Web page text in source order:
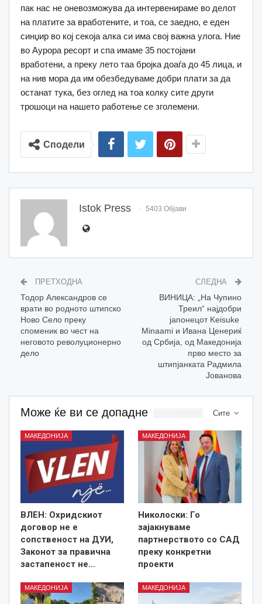
пак нас не оневозможува да интервенираме во делот
на платите за вработените, и тоа, се заедно, е еден
синџир во кој секоја алка си има свој важна улога. Ние
во Аурора ресорт и спа имаме 35 постојани
вработени, а преку лето таа бројка доаѓа до 45 лица, и
на нив мора да им обезбедуваме добри плати за да
останат тука, без оглед на тоа колку сите други
трошоци на нашето работење се зголемени.
Сподели
Istok Press 5403 Објави
ПРЕТХОДНА
Тодор Александров се
врати во родното штипско
Ново Село преку
споменик во чест на
неговото револуционерно
дело
СЛЕДНА
ВИНИЦА: „На Чупино
Треил“ најдобри
јапонецот Keisuke
Minaami и Ивана Ценериќ
од Србија, од Македонија
прво место за
штипјанката Радмила
Јованова
Сите
Може ќе ви се допадне
МАКЕДОНИЈА
ВЛЕН: Охридскиот
договор не е
сопственост на ДУИ,
Законот за правична
застапеност не…
МАКЕДОНИЈА
Николоски: Го
зајакнуваме
партнерството со САД
преку конкретни
проекти
МАКЕДОНИЈА МАКЕДОНИЈА